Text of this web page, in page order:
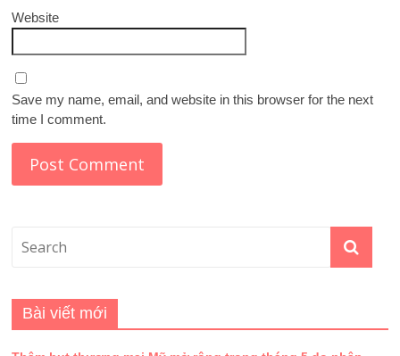
Website
Save my name, email, and website in this browser for the next
time I comment.
Bài viết mới